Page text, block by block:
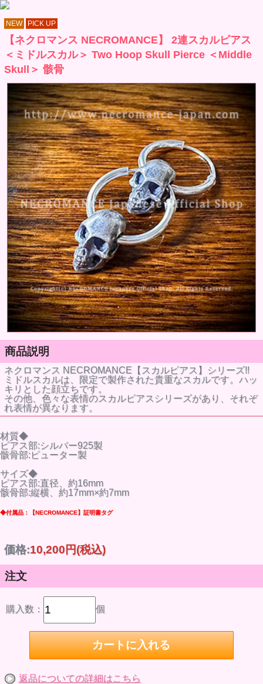
NEW PICK UP
【ネクロマンス NECROMANCE】 2連スカルピアス
＜ミドルスカル＞ Two Hoop Skull Pierce ＜Middle
Skull＞ 骸骨
商品説明
ネクロマンス NECROMANCE【スカルピアス】シリーズ!!
ミドルスカルは、限定で製作された貴重なスカルです。ハッ
キリとした顔立ちです。
その他、色々な表情のスカルピアスシリーズがあり、それぞ
れ表情が異なります。
材質◆
ピアス部:シルバー925製
骸骨部:ピューター製
サイズ◆
ピアス部:直径、約16mm
骸骨部:縦横、約17mm×約7mm
◆付属品：【NECROMANCE】証明書タグ
価格:10,200円(税込)
注文
購入数： 個
返品についての詳細はこちら